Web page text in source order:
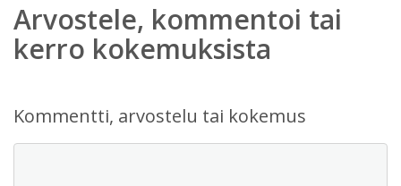
Arvostele, kommentoi tai
kerro kokemuksista
Kommentti, arvostelu tai kokemus